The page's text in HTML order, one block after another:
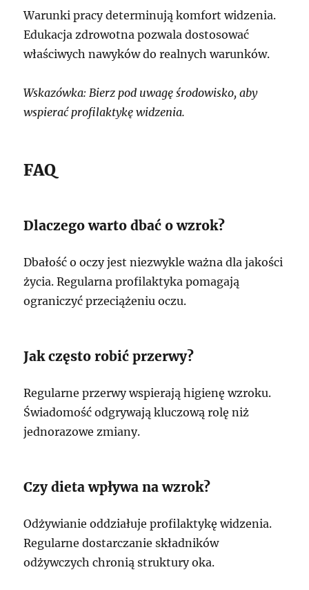
Warunki pracy determinują komfort widzenia.
Edukacja zdrowotna pozwala dostosować
właściwych nawyków do realnych warunków.
Wskazówka: Bierz pod uwagę środowisko, aby
wspierać profilaktykę widzenia.
FAQ
Dlaczego warto dbać o wzrok?
Dbałość o oczy jest niezwykle ważna dla jakości
życia. Regularna profilaktyka pomagają
ograniczyć przeciążeniu oczu.
Jak często robić przerwy?
Regularne przerwy wspierają higienę wzroku.
Świadomość odgrywają kluczową rolę niż
jednorazowe zmiany.
Czy dieta wpływa na wzrok?
Odżywianie oddziałuje profilaktykę widzenia.
Regularne dostarczanie składników
odżywczych chronią struktury oka.